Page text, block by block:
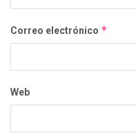
Correo electrónico *
Web